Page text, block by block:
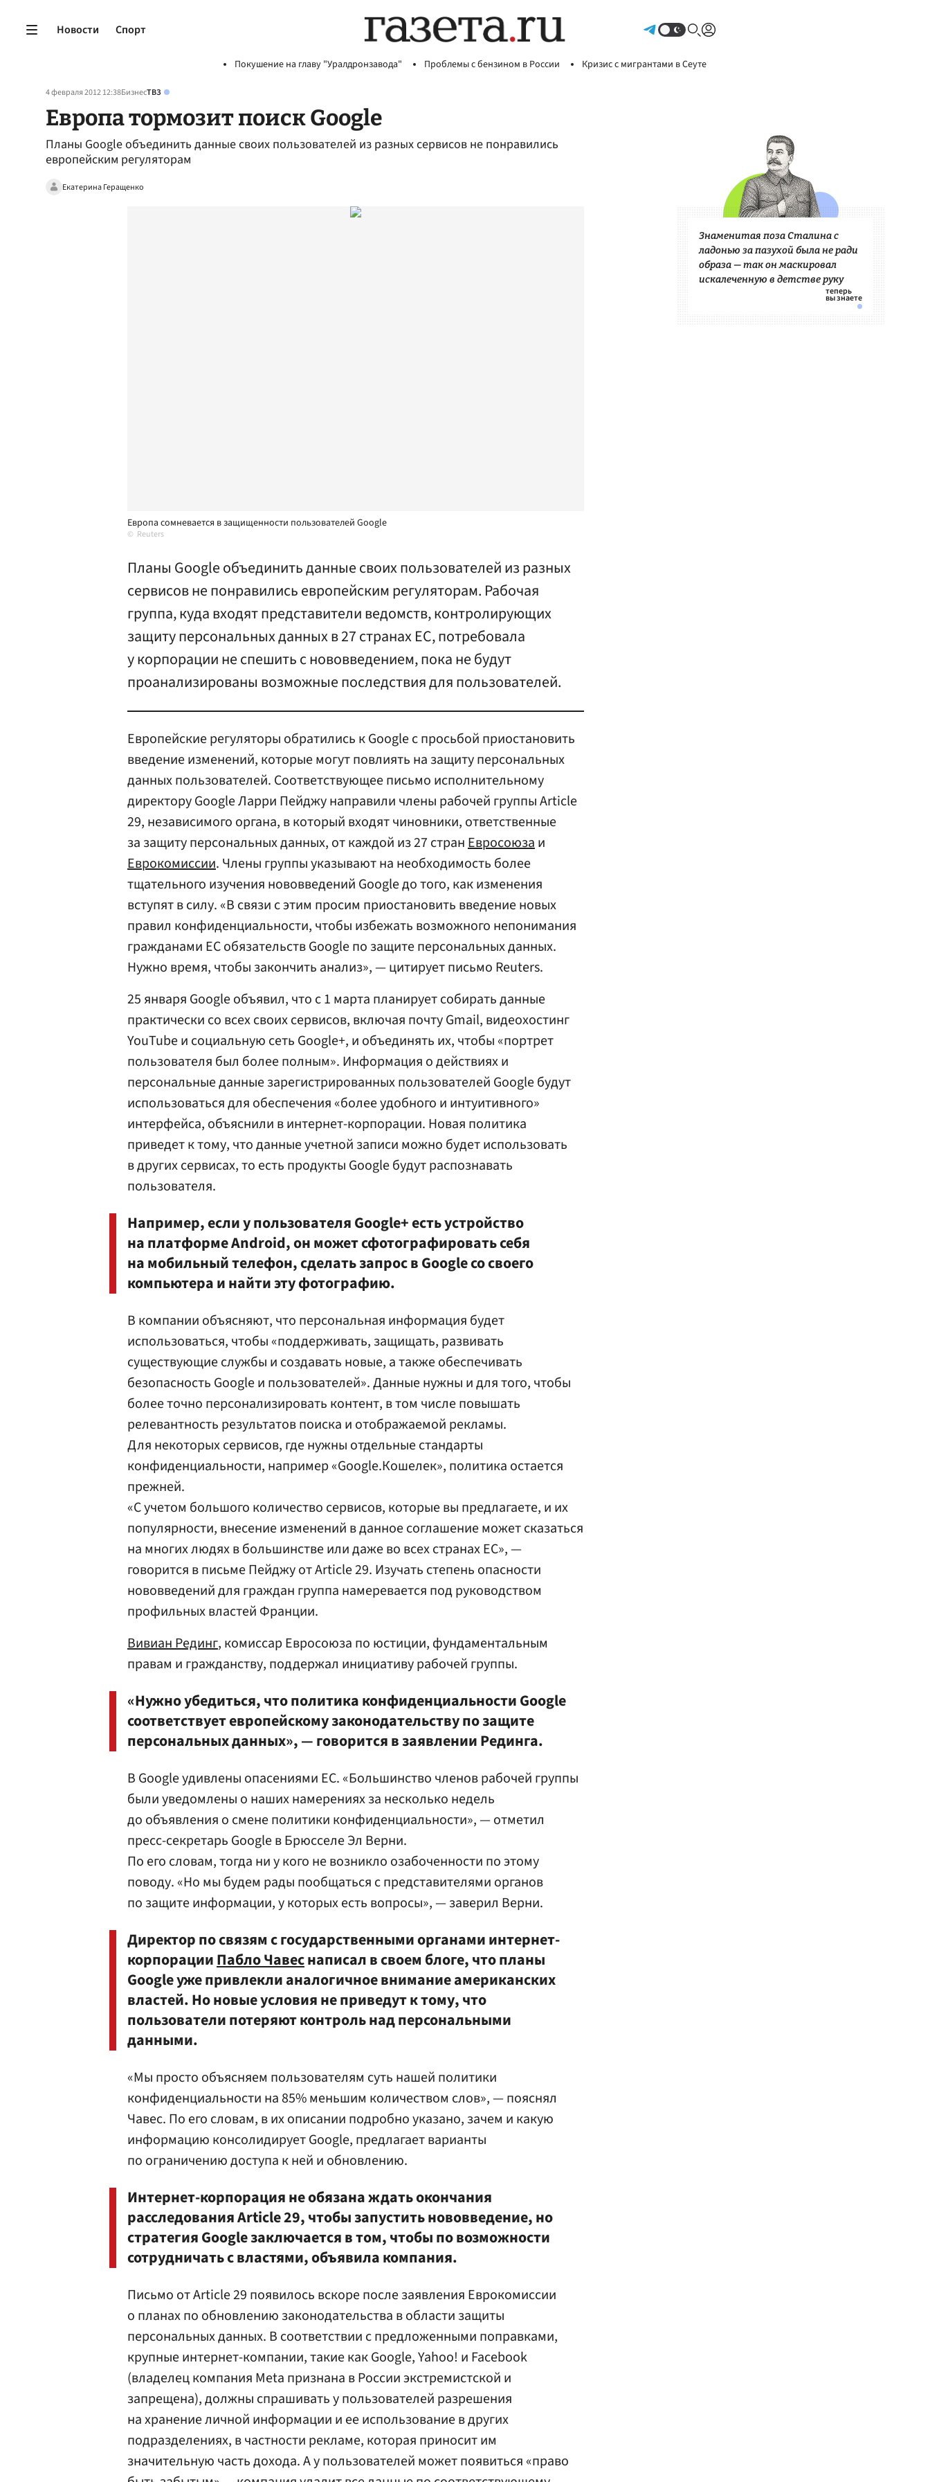
Новости Спорт
Покушение на главу "Уралдронзавода" Проблемы с бензином в России Кризис с мигрантами в Сеуте
4 февраля 2012 12:38БизнесТВЗ
Европа тормозит поиск Google
Планы Google объединить данные своих пользователей из разных сервисов не понравились
европейским регуляторам
Екатерина Геращенко
Европа сомневается в защищенности пользователей Google
Reuters
Планы Google объединить данные своих пользователей из разных
сервисов не понравились европейским регуляторам. Рабочая
группа, куда входят представители ведомств, контролирующих
защиту персональных данных в 27 странах ЕС, потребовала
у корпорации не спешить с нововведением, пока не будут
проанализированы возможные последствия для пользователей.
Европейские регуляторы обратились к Google с просьбой приостановить
введение изменений, которые могут повлиять на защиту персональных
данных пользователей. Соответствующее письмо исполнительному
директору Google Ларри Пейджу направили члены рабочей группы Article
29, независимого органа, в который входят чиновники, ответственные
за защиту персональных данных, от каждой из 27 странЕвросоюзаи
Еврокомиссии. Члены группы указывают на необходимость более
тщательного изучения нововведений Google до того, как изменения
вступят в силу. «В связи с этим просим приостановить введение новых
правил конфиденциальности, чтобы избежать возможного непонимания
гражданами ЕС обязательств Google по защите персональных данных.
Нужно время, чтобы закончить анализ», — цитирует письмо Reuters.
25 января Google объявил, что с 1 марта планирует собирать данные
практически со всех своих сервисов, включая почту Gmail, видеохостинг
YouTube и социальную сеть Google+, и объединять их, чтобы «портрет
пользователя был более полным». Информация о действиях и
персональные данные зарегистрированных пользователей Google будут
использоваться для обеспечения «более удобного и интуитивного»
интерфейса, объяснили в интернет-корпорации. Новая политика
приведет к тому, что данные учетной записи можно будет использовать
в других сервисах, то есть продукты Google будут распознавать
пользователя.
Например, если у пользователя Google+ есть устройство
на платформе Android, он может сфотографировать себя
на мобильный телефон, сделать запрос в Google со своего
компьютера и найти эту фотографию.
В компании объясняют, что персональная информация будет
использоваться, чтобы «поддерживать, защищать, развивать
существующие службы и создавать новые, а также обеспечивать
безопасность Google и пользователей». Данные нужны и для того, чтобы
более точно персонализировать контент, в том числе повышать
релевантность результатов поиска и отображаемой рекламы.
Для некоторых сервисов, где нужны отдельные стандарты
конфиденциальности, например «Google.Кошелек», политика остается
прежней.
«С учетом большого количество сервисов, которые вы предлагаете, и их
популярности, внесение изменений в данное соглашение может сказаться
на многих людях в большинстве или даже во всех странах ЕС», —
говорится в письме Пейджу от Article 29. Изучать степень опасности
нововведений для граждан группа намеревается под руководством
профильных властей Франции.
Вивиан Рединг, комиссар Евросоюза по юстиции, фундаментальным
правам и гражданству, поддержал инициативу рабочей группы.
«Нужно убедиться, что политика конфиденциальности Google
соответствует европейскому законодательству по защите
персональных данных», — говорится в заявлении Рединга.
В Google удивлены опасениями ЕС. «Большинство членов рабочей группы
были уведомлены о наших намерениях за несколько недель
до объявления о смене политики конфиденциальности», — отметил
пресс-секретарь Google в Брюсселе Эл Верни.
По его словам, тогда ни у кого не возникло озабоченности по этому
поводу. «Но мы будем рады пообщаться с представителями органов
по защите информации, у которых есть вопросы», — заверил Верни.
Директор по связям с государственными органами интернет-
корпорацииПабло Чавеснаписал в своем блоге, что планы
Google уже привлекли аналогичное внимание американских
властей. Но новые условия не приведут к тому, что
пользователи потеряют контроль над персональными
данными.
«Мы просто объясняем пользователям суть нашей политики
конфиденциальности на 85% меньшим количеством слов», — пояснял
Чавес. По его словам, в их описании подробно указано, зачем и какую
информацию консолидирует Google, предлагает варианты
по ограничению доступа к ней и обновлению.
Интернет-корпорация не обязана ждать окончания
расследования Article 29, чтобы запустить нововведение, но
стратегия Google заключается в том, чтобы по возможности
сотрудничать с властями, объявила компания.
Письмо от Article 29 появилось вскоре после заявления Еврокомиссии
о планах по обновлению законодательства в области защиты
персональных данных. В соответствии с предложенными поправками,
крупные интернет-компании, такие как Google, Yahoo! и Facebook
(владелец компания Meta признана в России экстремистской и
запрещена), должны спрашивать у пользователей разрешения
на хранение личной информации и ее использование в других
подразделениях, в частности рекламе, которая приносит им
значительную часть дохода. А у пользователей может появиться «право
Знаменитая поза Сталина с
ладонью за пазухой была не ради
образа — так он маскировал
искалеченную в детстве руку